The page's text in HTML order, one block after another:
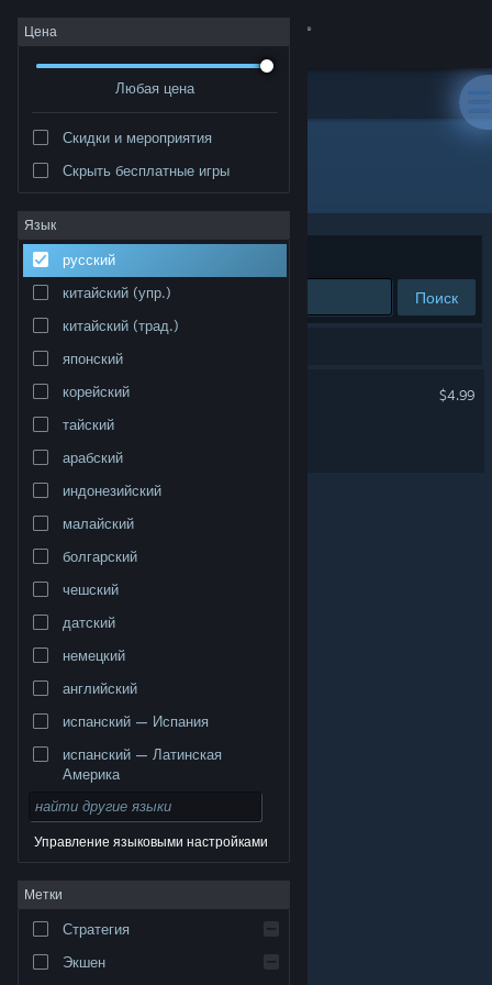
Войти
Сообщество
Информация
Поддержка
Изменить язык
Полная версия
© Valve Corporation. Все права сохранены. Все
торговые марки являются собственностью
Правовая информация
Соглашение подписчика Steam
Файлы cookie
Цена
Любая цена
Скидки и мероприятия
Скрыть бесплатные игры
Язык
русский
китайский (упр.)
китайский (трад.)
японский
корейский
тайский
арабский
индонезийский
малайский
болгарский
чешский
датский
немецкий
английский
испанский — Испания
испанский — Латинская
Америка
Управление языковыми настройками
Метки
Стратегия
Экшен
Разработчик: SITSIER
Сортировать по
Поиск
$4.99